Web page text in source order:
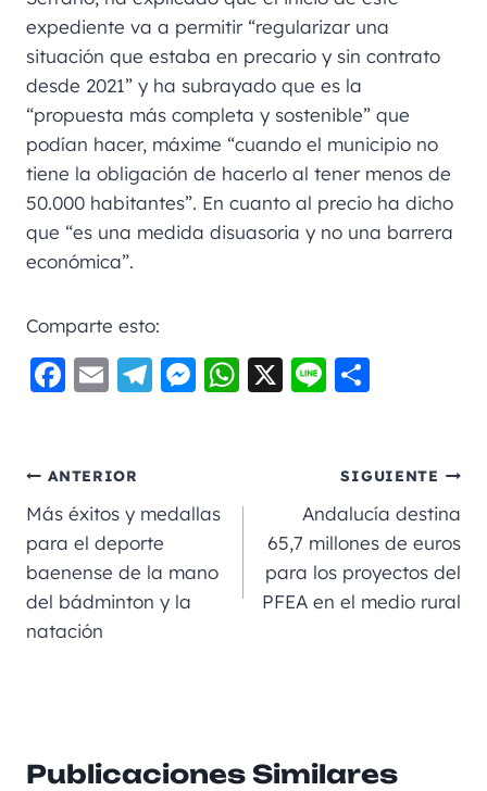
expediente va a permitir “regularizar una
situación que estaba en precario y sin contrato
desde 2021” y ha subrayado que es la
“propuesta más completa y sostenible” que
podían hacer, máxime “cuando el municipio no
tiene la obligación de hacerlo al tener menos de
50.000 habitantes”. En cuanto al precio ha dicho
que “es una medida disuasoria y no una barrera
económica”.
Comparte esto:
F
e
b
o
o
k
E
l
Te
m
M
n
er
W
A
X
Li
p
a
rt
ir
ANTERIOR
Más éxitos y medallas
para el deporte
baenense de la mano
del bádminton y la
natación
SIGUIENTE
Andalucía destina
65,7 millones de euros
para los proyectos del
PFEA en el medio rural
Publicaciones Similares